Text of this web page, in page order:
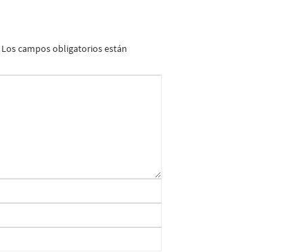
Los campos obligatorios están